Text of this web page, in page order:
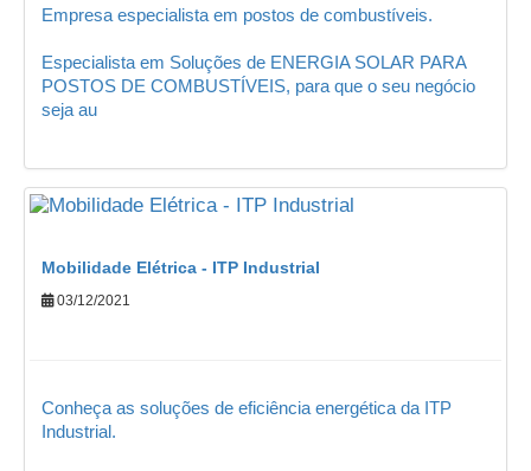
Empresa especialista em postos de combustíveis.
Especialista em Soluções de ENERGIA SOLAR PARA
POSTOS DE COMBUSTÍVEIS, para que o seu negócio
seja au
Mobilidade Elétrica - ITP Industrial
03/12/2021
Conheça as soluções de eficiência energética da ITP
Industrial.